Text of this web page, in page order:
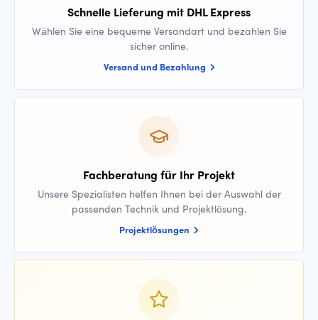
Schnelle Lieferung mit DHL Express
Wählen Sie eine bequeme Versandart und bezahlen Sie
sicher online.
Versand und Bezahlung
Fachberatung für Ihr Projekt
Unsere Spezialisten helfen Ihnen bei der Auswahl der
passenden Technik und Projektlösung.
Projektlösungen